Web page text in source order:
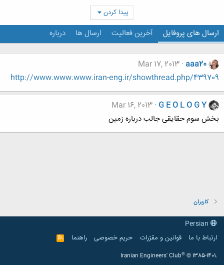
پیدا کردن
ارسال های پروفایل آخرین فعالیت ارسال ها درباره
aaa20
Mar 17, 2013
http://www.www.www.iran-eng.ir/showthread.php/439709
G E O L O G Y
Mar 16, 2013
بخش سوم حقایقی جالب درباره زمین
کاربران
ارتباط با ما
قوانین و مقرّرات حریم خصوصی راهنما
R
S
Iranian Engineers' Club® © 1385-1401.